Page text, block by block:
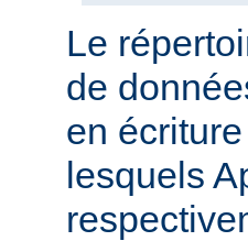
Le
de
en
lesquels